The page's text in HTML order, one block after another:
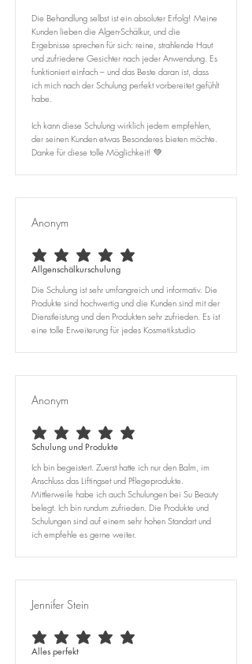
Die Behandlung selbst ist ein absoluter Erfolg! Meine
Kunden lieben die Algen-Schälkur, und die
Ergebnisse sprechen für sich: reine, strahlende Haut
und zufriedene Gesichter nach jeder Anwendung. Es
funktioniert einfach – und das Beste daran ist, dass
ich mich nach der Schulung perfekt vorbereitet gefühlt
habe.
Ich kann diese Schulung wirklich jedem empfehlen,
der seinen Kunden etwas Besonderes bieten möchte.
Danke für diese tolle Möglichkeit! 💚
Anonym
average rating is 5 out of 5
Allgenschälkurschulung
Die Schulung ist sehr umfangreich und informativ. Die
Produkte sind hochwertig und die Kunden sind mit der
Dienstleistung und den Produkten sehr zufrieden. Es ist
eine tolle Erweiterung für jedes Kosmetikstudio
Anonym
average rating is 5 out of 5
Schulung und Produkte
Ich bin begeistert. Zuerst hatte ich nur den Balm, im
Anschluss das Liftingset und Pflegeprodukte.
Mittlerweile habe ich auch Schulungen bei Su Beauty
belegt. Ich bin rundum zufrieden. Die Produkte und
Schulungen sind auf einem sehr hohen Standart und
ich empfehle es gerne weiter.
Jennifer Stein
average rating is 5 out of 5
Alles perfekt